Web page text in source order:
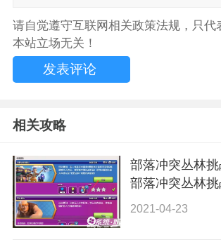
请自觉遵守互联网相关政策法规，只代
本站立场无关！
相关攻略
部落冲突丛林
部落冲突丛林
2021-04-23